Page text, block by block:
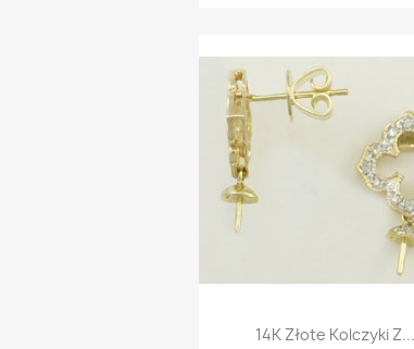
Quick view
14K Złote Kolczyki Z...